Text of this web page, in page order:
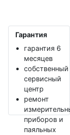
Гарантия
гарантия 6
месяцев
собственный
сервисный
центр
ремонт
приборов и
паяльных